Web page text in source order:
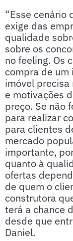
“Esse cenário
exige das
qualidade
sobre os
no feeling. Os
compra de um
imóvel
e motivações
preço. Se não
para realizar
para clientes
mercado
importante,
quanto à
ofertas
de quem o
construtora
terá a chance
desde que
Daniel.